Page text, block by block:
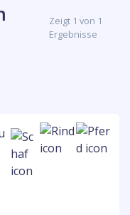
Zeigt 1 von 1
Ergebnisse